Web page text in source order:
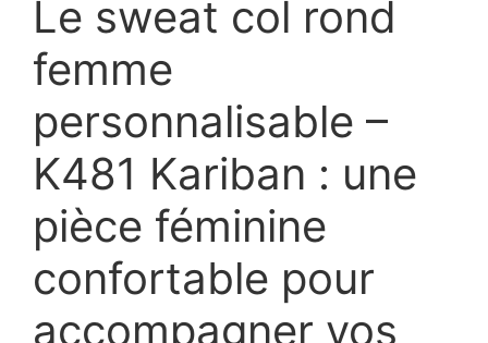
Le sweat col rond
femme
personnalisable –
K481 Kariban : une
pièce féminine
confortable pour
accompagner vos